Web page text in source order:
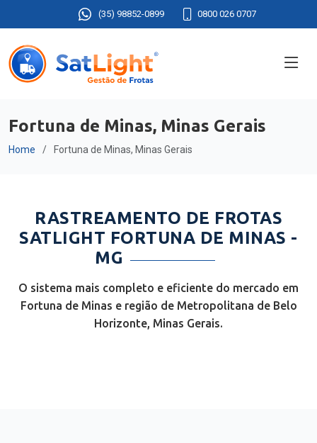
(35) 98852-0899 0800 026 0707
Fortuna de Minas, Minas Gerais
Home Fortuna de Minas, Minas Gerais
RASTREAMENTO DE FROTAS
SATLIGHT FORTUNA DE MINAS -
MG
O sistema mais completo e eficiente do mercado em
Fortuna de Minas e região de Metropolitana de Belo
Horizonte, Minas Gerais.